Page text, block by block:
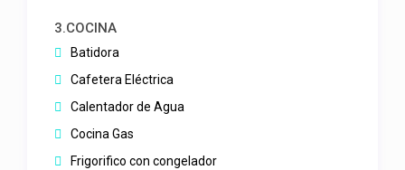
3.COCINA
Batidora
Cafetera Eléctrica
Calentador de Agua
Cocina Gas
Frigorifico con congelador